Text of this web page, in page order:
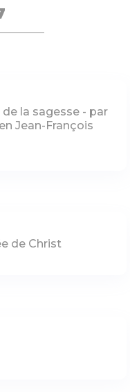
la sagesse - par
Jean-François
de Christ